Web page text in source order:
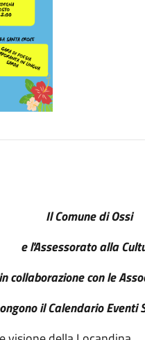
Il Comune di Ossi
e l'Assessorato alla
in collaborazione con le
il Calendario Eventi